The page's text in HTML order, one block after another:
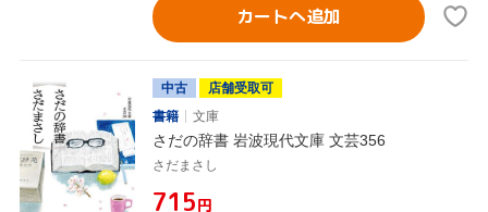
カートへ追加
中古
店舗受取可
書籍
文庫
さだの辞書 岩波現代文庫 文芸356
さだまさし
¥715円